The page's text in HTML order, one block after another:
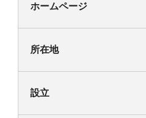
ホームページ
所在地
設立